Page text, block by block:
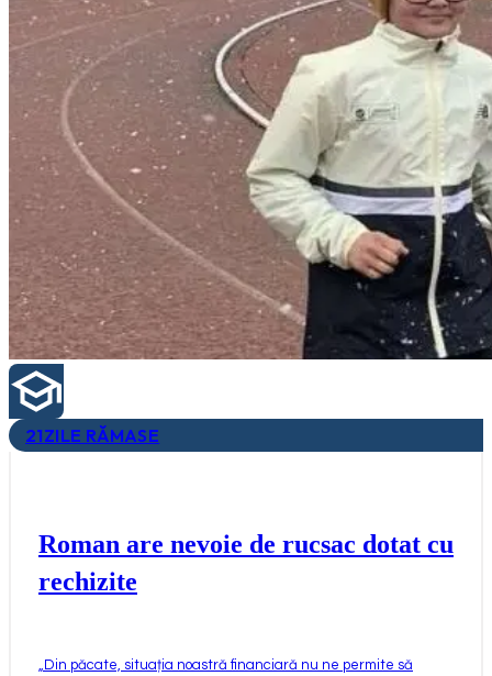
21ZILE RĂMASE
Roman are nevoie de rucsac dotat cu
rechizite
Din păcate, situația noastră financiară nu ne permite să